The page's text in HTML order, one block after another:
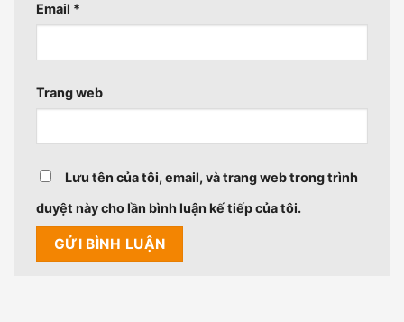
Email *
Trang web
Lưu tên của tôi, email, và trang web trong trình
duyệt này cho lần bình luận kế tiếp của tôi.